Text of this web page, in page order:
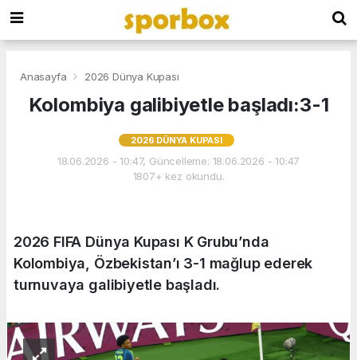
Anasayfa 2026 Dünya Kupası
Kolombiya galibiyetle başladı:3-1
2026 DÜNYA KUPASI
18.06.2026 - 10:47, Güncelleme: 18.06.2026 - 10:47
1807+ kez okundu.
2026 FIFA Dünya Kupası K Grubu’nda
Kolombiya, Özbekistan’ı 3-1 mağlup ederek
turnuvaya galibiyetle başladı.